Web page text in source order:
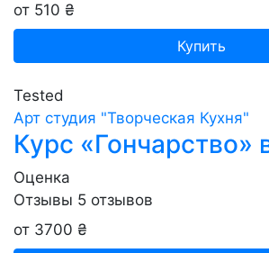
от 510 ₴
Купить
Tested
Арт студия "Творческая Кухня"
Курс «Гончарство»
Оценка
Отзывы 5 отзывов
от 3700 ₴